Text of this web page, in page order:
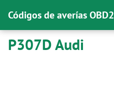
Códigos de averías OBD2
P307D Audi